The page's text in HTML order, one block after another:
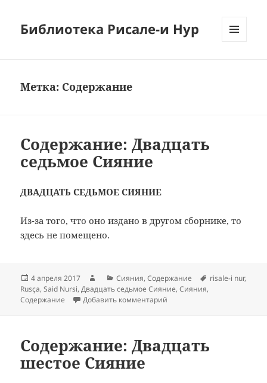
Библиотека Рисале-и Нур
Метка: Содержание
Содержание: Двадцать
седьмое Сияние
ДВАДЦАТЬ СЕДЬМОЕ СИЯНИЕ
Из-за того, что оно издано в другом сборнике, то
здесь не помещено.
Опубликовано
4 апреля 2017 АвторРубрики
Сияния,Содержание Метки
risale-i nur,
Rusça,Said Nursi,Двадцать седьмое Сияние,Сияния,
Содержание
Добавить комментарий
Содержание: Двадцать
шестое Сияние